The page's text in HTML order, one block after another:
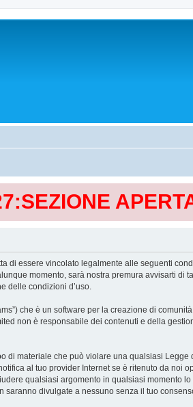
di essere vincolato legalmente alle seguenti
momento, sarà nostra premura avvisarti di
delle condizioni d’uso.
che è un software per la creazione di
non è responsabile dei contenuti e della
materiale che può violare una qualsiasi Legge
al tuo provider Internet se è ritenuto da noi
qualsiasi argomento in qualsiasi momento
divulgate a nessuno senza il tuo